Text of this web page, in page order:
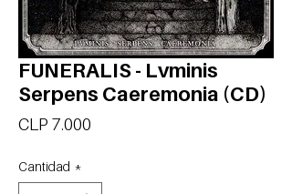
FUNERALIS - Lvminis
Serpens Caeremonia (CD)
CLP 7.000
Cantidad *